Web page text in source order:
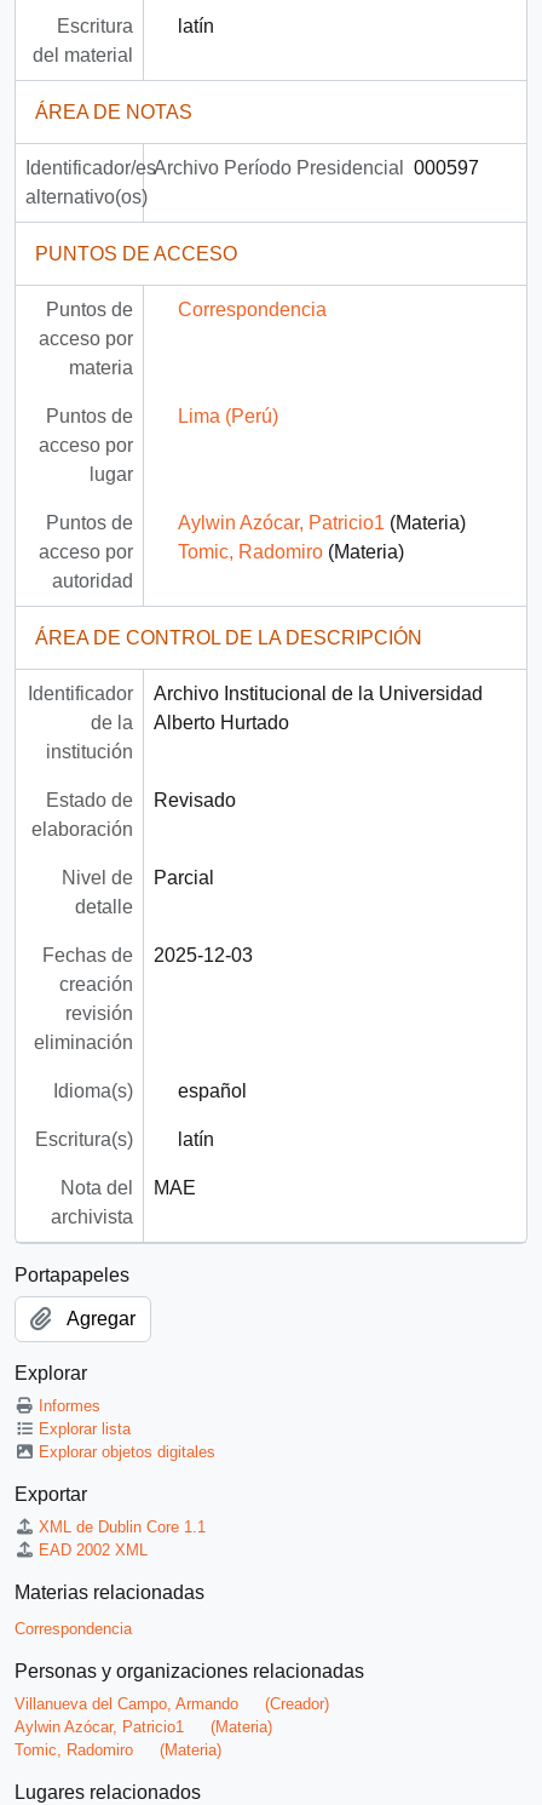
Escritura
del material
latín
ÁREA DE NOTAS
Identificador/es
alternativo(os)
Archivo Período Presidencial 000597
PUNTOS DE ACCESO
Puntos de
acceso por
materia
Correspondencia
Puntos de
acceso por
lugar
Lima (Perú)
Puntos de
acceso por
autoridad
Aylwin Azócar, Patricio1 (Materia)
Tomic, Radomiro(Materia)
ÁREA DE CONTROL DE LA DESCRIPCIÓN
Identificador
de la
institución
Archivo Institucional de la Universidad
Alberto Hurtado
Estado de
elaboración
Revisado
Nivel de
detalle
Parcial
Fechas de
creación
revisión
eliminación
2025-12-03
Idioma(s) español
Escritura(s) latín
Nota del
archivista
MAE
Portapapeles
Agregar
Explorar
Informes
Explorar lista
Explorar objetos digitales
Exportar
XML de Dublin Core 1.1
EAD 2002 XML
Materias relacionadas
Correspondencia
Personas y organizaciones relacionadas
Villanueva del Campo, Armando
(Creador)
Aylwin Azócar, Patricio1
(Materia)
Tomic, Radomiro
(Materia)
Lugares relacionados